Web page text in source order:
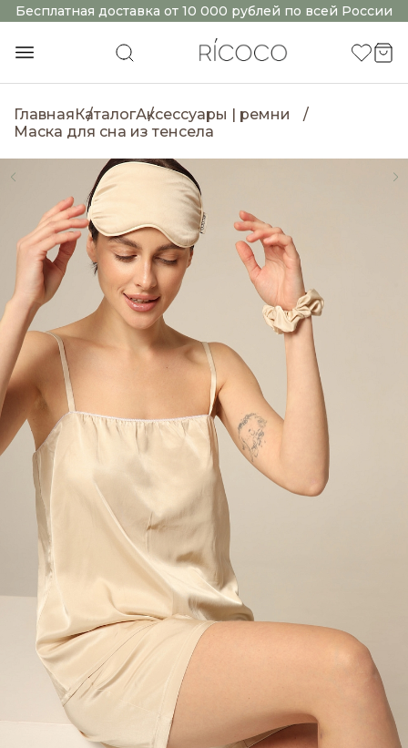
Бесплатная доставка от 10 000 рублей по всей России
ГлавнаяКаталогАксессуары | ремни
Маска для сна из тенсела